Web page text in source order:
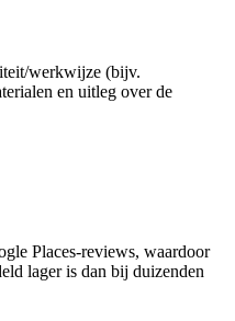
werkwijze (bijv.
en uitleg over de
Places-reviews, waardoor
lager is dan bij duizenden